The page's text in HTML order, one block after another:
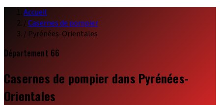
Accueil
/Casernes de pompier
/ Pyrénées-Orientales
Département 66
Casernes de pompier dans Pyrénées-
Orientales